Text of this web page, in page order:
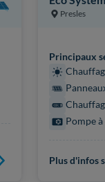
Presles
Principaux
Pompe
Plus d'infos